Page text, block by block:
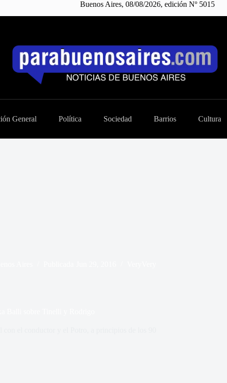
Buenos Aires, 08/08/2026, edición Nº 5015
General Política Sociedad Barrios Cultura